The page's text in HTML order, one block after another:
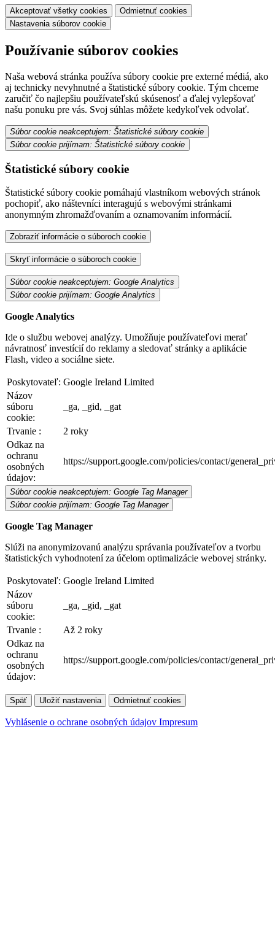
Akceptovať všetky cookies
Odmietnuť cookies
Nastavenia súborov cookie
Používanie súborov cookies
Naša webová stránka používa súbory cookie pre externé médiá, ako
aj technicky nevyhnutné a štatistické súbory cookie. Tým chceme
zaručiť čo najlepšiu používateľskú skúsenosť a ďalej vylepšovať
našu ponuku pre vás. Svoj súhlas môžete kedykoľvek odvolať.
Súbor cookie neakceptujem: Štatistické súbory cookie
Súbor cookie prijímam: Štatistické súbory cookie
Štatistické súbory cookie
Štatistické súbory cookie pomáhajú vlastníkom webových stránok
pochopiť, ako náštevníci interagujú s webovými stránkami
anonymným zhromažďovaním a oznamovaním informácií.
Zobraziť informácie o súboroch cookie
Skryť informácie o súboroch cookie
Súbor cookie neakceptujem: Google Analytics
Súbor cookie prijímam: Google Analytics
Google Analytics
Ide o službu webovej analýzy. Umožňuje používateľovi merať
návratnosť investícií do reklamy a sledovať stránky a aplikácie
Flash, video a sociálne siete.
Poskytovateľ: Google Ireland Limited
Názov
súboru
cookie:
_ga, _gid, _gat
Trvanie :
2 roky
Odkaz na
ochranu
osobných
údajov:
https://support.google.com/policies/contact/
Súbor cookie neakceptujem: Google Tag Manager
Súbor cookie prijímam: Google Tag Manager
Google Tag Manager
Slúži na anonymizovanú analýzu správania používateľov a tvorbu
štatistických vyhodnotení za účelom optimalizácie webovej stránky.
Poskytovateľ: Google Ireland Limited
Názov
súboru
cookie:
_ga, _gid, _gat
Trvanie :
Až 2 roky
Odkaz na
ochranu
osobných
údajov:
https://support.google.com/policies/contact/
Späť Uložiť nastavenia Odmietnuť cookies
Vyhlásenie o ochrane osobných údajov Impresum